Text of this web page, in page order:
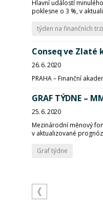
Hlavní událostí
poklesne o 3 %, v
týden na finančních
Conseq ve Zlaté
26. 6. 2020
PRAHA – Finanční
GRAF TÝDNE –
25. 6. 2020
Mezinárodní měnový
v aktualizované
Graf týdne